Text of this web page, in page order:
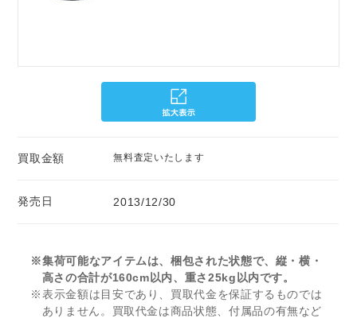
買取金額 無料査定いたします
発売日 2013/12/30
※集荷可能なアイテムは、梱包された状態で、縦・横・
高さの合計が160cm以内、重さ25kg以内です。
※表示金額は目安であり、買取代金を保証するものでは
ありません。買取代金は商品状態、付属品の有無など